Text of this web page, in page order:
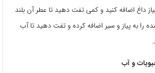
داغ اضافه کنید و کمی تفت دهید تا عطر آن بلند
به پیاز و سیر اضافه کرده و تفت دهید تا آب
و آب